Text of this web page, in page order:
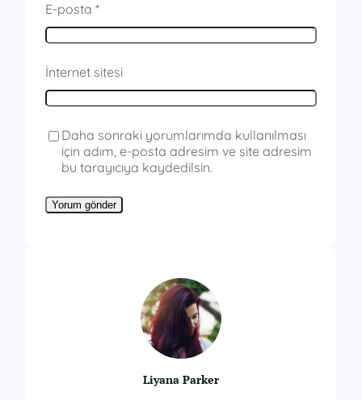
E-posta *
İnternet sitesi
Daha sonraki yorumlarımda kullanılması
için adım, e-posta adresim ve site adresim
bu tarayıcıya kaydedilsin.
Liyana Parker